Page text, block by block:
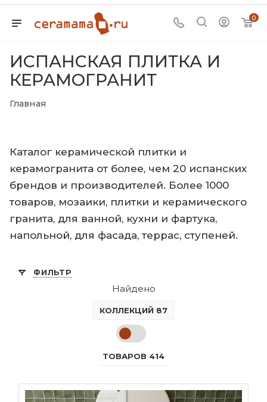
0
ИСПАНСКАЯ ПЛИТКА И
КЕРАМОГРАНИТ
Главная
Каталог керамической плитки и
керамогранита от более, чем 20 испанских
брендов и производителей. Более 1000
товаров, мозаики, плитки и керамического
гранита, для ванной, кухни и фартука,
напольной, для фасада, террас, ступеней.
ФИЛЬТР
Найдено
КОЛЛЕКЦИЙ 87
ТОВАРОВ 414